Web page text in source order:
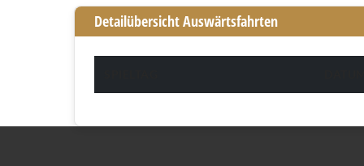
Detailübersicht Auswärtsfahrten